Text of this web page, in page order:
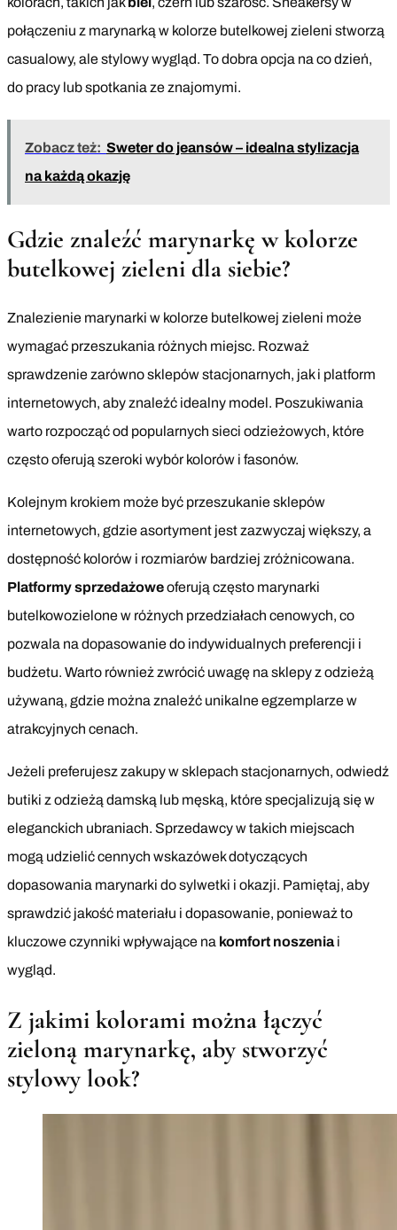
połączeniu z marynarką w kolorze butelkowej zieleni stworzą
casualowy, ale stylowy wygląd. To dobra opcja na co dzień,
do pracy lub spotkania ze znajomymi.
Zobacz też: Sweter do jeansów – idealna stylizacja
na każdą okazję
Gdzie znaleźć marynarkę w kolorze
butelkowej zieleni dla siebie?
Znalezienie marynarki w kolorze butelkowej zieleni może
wymagać przeszukania różnych miejsc. Rozważ
sprawdzenie zarówno sklepów stacjonarnych, jak i platform
internetowych, aby znaleźć idealny model. Poszukiwania
warto rozpocząć od popularnych sieci odzieżowych, które
często oferują szeroki wybór kolorów i fasonów.
Kolejnym krokiem może być przeszukanie sklepów
internetowych, gdzie asortyment jest zazwyczaj większy, a
dostępność kolorów i rozmiarów bardziej zróżnicowana.
Platformy sprzedażoweoferują często marynarki
butelkowozielone w różnych przedziałach cenowych, co
pozwala na dopasowanie do indywidualnych preferencji i
budżetu. Warto również zwrócić uwagę na sklepy z odzieżą
używaną, gdzie można znaleźć unikalne egzemplarze w
atrakcyjnych cenach.
Jeżeli preferujesz zakupy w sklepach stacjonarnych, odwiedź
butiki z odzieżą damską lub męską, które specjalizują się w
eleganckich ubraniach. Sprzedawcy w takich miejscach
mogą udzielić cennych wskazówek dotyczących
dopasowania marynarki do sylwetki i okazji. Pamiętaj, aby
sprawdzić jakość materiału i dopasowanie, ponieważ to
kluczowe czynniki wpływające na komfort noszeniai
wygląd.
Z jakimi kolorami można łączyć
zieloną marynarkę, aby stworzyć
stylowy look?